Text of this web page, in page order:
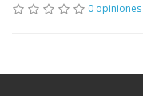
0 opiniones